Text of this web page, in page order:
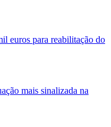
euros para reabilitação do
mais sinalizada na